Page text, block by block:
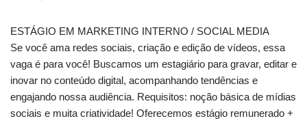
ESTÁGIO EM MARKETING INTERNO / SOCIAL MEDIA
Se você ama redes sociais, criação e edição de vídeos, essa
vaga é para você! Buscamos um estagiário para gravar, editar e
inovar no conteúdo digital, acompanhando tendências e
engajando nossa audiência. Requisitos: noção básica de mídias
sociais e muita criatividade! Oferecemos estágio remunerado +